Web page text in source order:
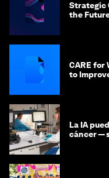
Strategic
the
CARE for
to
La IA
cáncer —